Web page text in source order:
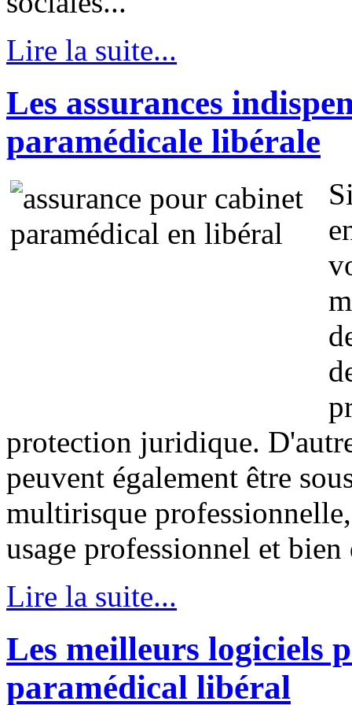
Lire la suite...
Les assurances
paramédicale libérale
protection juridique.
peuvent également être
multirisque
usage professionnel et
Lire la suite...
Les meilleurs logiciels
paramédical libéral